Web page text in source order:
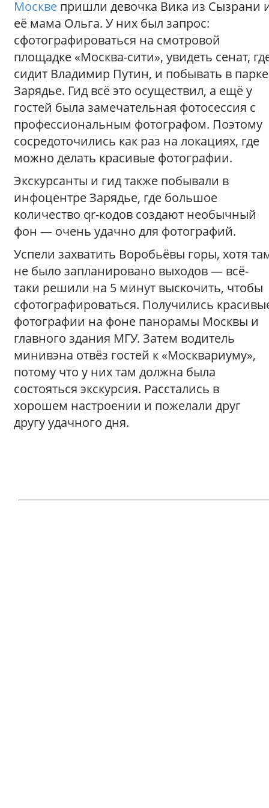
Москвепришли девочка Вика из Сызрани
её мама Ольга. У них был запрос:
сфотографироваться на смотровой
площадке «Москва-сити», увидеть сенат,
сидит Владимир Путин, и побывать в парке
Зарядье. Гид всё это осуществил, а ещё у
гостей была замечательная фотосессия с
профессиональным фотографом. Поэтому
сосредоточились как раз на локациях, где
можно делать красивые фотографии.
Экскурсанты и гид также побывали в
инфоцентре Зарядье, где большое
количество qr-кодов создают необычный
фон — очень удачно для фотографий.
Успели захватить Воробьёвы горы, хотя
не было запланировано выходов — всё-
таки решили на 5 минут выскочить, чтобы
сфотографироваться. Получились
фотографии на фоне панорамы Москвы и
главного здания МГУ. Затем водитель
минивэна отвёз гостей к «Москвариуму»,
потому что у них там должна была
состояться экскурсия. Расстались в
хорошем настроении и пожелали друг
другу удачного дня.